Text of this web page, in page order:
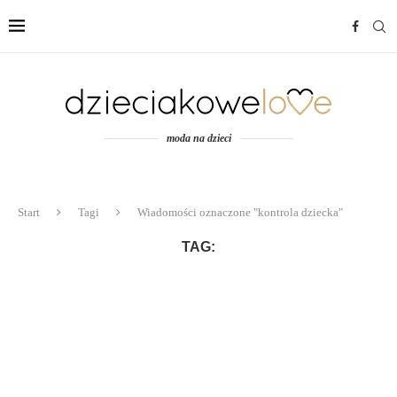
moda na dzieci
Start Tagi Wiadomości oznaczone "kontrola dziecka"
TAG: